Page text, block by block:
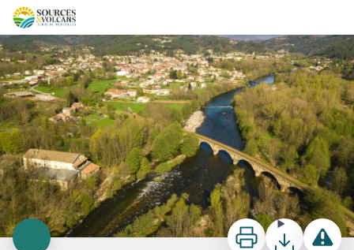
Base de loisirs, La Clape, Lalevade PMR
ImprimerTéléchargerSignaler